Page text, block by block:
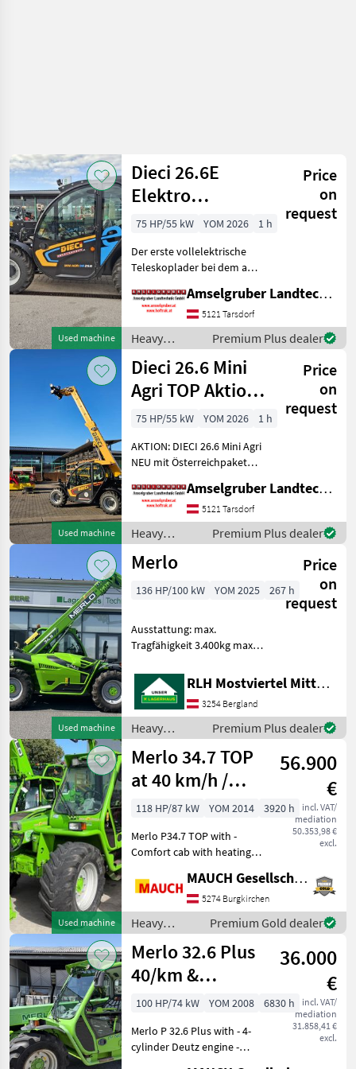
Used machine
Dieci 26.6E
Elektro
Teleskoplader
Österreichpaket
Price
on
request
75 HP/55 kW YOM 2026
1 h
Der erste vollelektrische
Teleskoplader bei dem an
wurde - MADE BY DIECI!
AKTION: DIECI 26.6 E
Elektro Mini Agri NEU mit
Österreichpaket (TOP
Amselgruber Landtechnik GmbH
5121 Tarsdorf
Heavy
equipment/
construction
machines /
Dieci
Premium Plus dealer
Used machine
Dieci 26.6 Mini
Agri TOP Aktion
mit
Österreichpaket
Price
on
request
75 HP/55 kW YOM 2026
1 h
AKTION: DIECI 26.6 Mini Agri
NEU mit Österreichpaket
Kg Traglast -578cm
Hubhöhe
Werkzeugunterkante -Unter
200cm Bauhöhe -75 PS 4
Zylind
Amselgruber Landtechnik GmbH
5121 Tarsdorf
Heavy
equipment/
construction
Dieci
Premium Plus dealer
Used machine
Merlo
Price
on
request
136 HP/100 kW YOM 2025 267 h
Ausstattung: max.
Tragfähigkeit 3.400kg max.
2.240mm Länge bis
Geräteträger 5.440mm
Höhe 2.545mm Motor 4
Zylinder Deutz 3, 6 l
Hubraum, 1
RLH Mostviertel Mitte - Standort BERGLAND
3254 Bergland
Heavy
equipment/
construction
machines /
Merlo
Premium Plus dealer
Used machine
Merlo 34.7 TOP
at 40 km/h /
Certificate of
Registration
56.900
€
incl. VAT/
mediation
50.353,98 €
excl.
118 HP/87 kW YOM 2014
3920 h
Merlo P34.7 TOP with -
Comfort cab with heating -
- Type approval certificate -
Rotating beacon - Work
lights - 3.4 metric tons
lifting ca
MAUCH Gesellschaft m.b.H. & Co.KG
5274 Burgkirchen
Heavy
equipment/
construction
machines /
Merlo
Premium Gold dealer
Merlo 32.6 Plus
40/km &
Certificate of
Conformity, 2.0
m height
36.000
€
incl. VAT/
mediation
31.858,41 €
excl.
100 HP/74 kW YOM 2008
6830 h
Merlo P 32.6 Plus with - 4-
cylinder Deutz engine -